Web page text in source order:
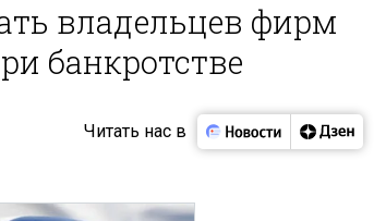
владельцев фирм
банкротстве
Читать нас в